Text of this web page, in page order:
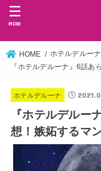
MENU
HOME
ホテルデルーナ
『ホテルデルーナ』6話あ
ホテルデルーナ
『ホテルデルー
想！嫉妬するマ